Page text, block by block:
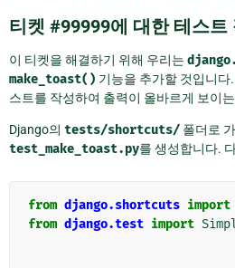
티켓 #99999에 대한 테스트
이 티켓을 해결하기 위해 우리는
make_toast() 기능을 추가할 것입니다
스트를 작성하여 출력이 올바르게 보이
Django의 tests/shortcuts/ 폴더로
test_make_toast.py를 생성합니다.
from django.shortcuts import
from django.test import